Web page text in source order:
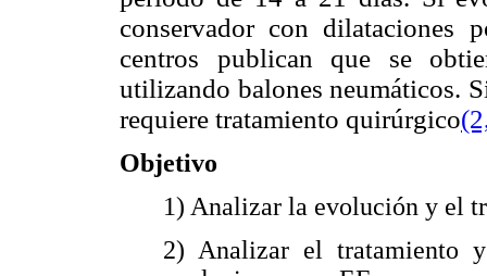
conservador con dilataciones
centros publican que se
utilizando balones neumáticos.
requiere tratamiento quirúrgico
Objetivo
1) Analizar la evolución y el
2) Analizar el tratamiento